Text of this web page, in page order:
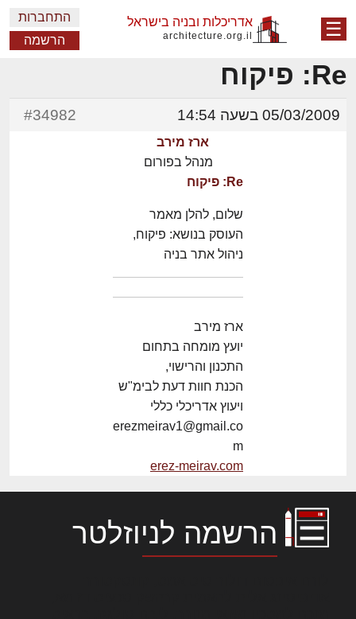
☰ אדריכלות ובניה בישראל
architecture.org.il
התחברות
הרשמה
Re: פיקוח
05/03/2009 בשעה 14:54 #34982
ארז מירב
מנהל בפורום
Re: פיקוח
שלום, להלן מאמר
העוסק בנושא: פיקוח,
ניהול אתר בניה
ארז מירב
יועץ מומחה בתחום
התכנון והרישוי,
הכנת חוות דעת לבימ"ש
ויעוץ אדריכלי כללי
erezmeirav1@gmail.co
m
erez-meirav.com
הרשמה לניוזלטר